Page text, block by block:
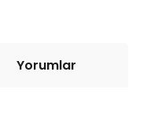
Yorumlar